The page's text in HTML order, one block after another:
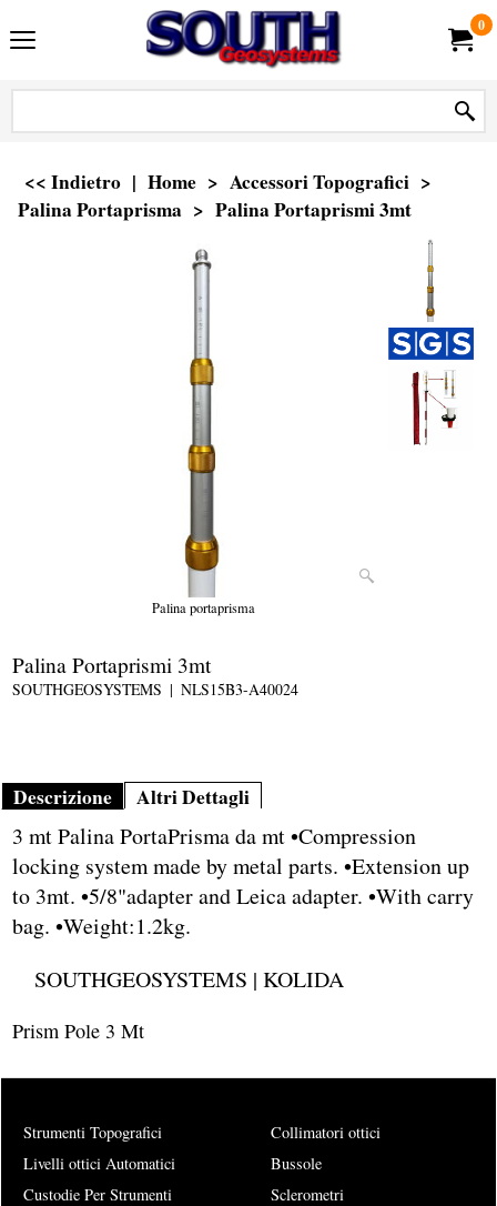
0
<< Indietro | Home > Accessori Topografici >
Palina Portaprisma > Palina Portaprismi 3mt
Palina portaprisma
Palina Portaprismi 3mt
SOUTHGEOSYSTEMS NLS15B3-A40024
Descrizione Altri Dettagli
3 mt Palina PortaPrisma da mt •Compression
locking system made by metal parts. •Extension up
to 3mt. •5/8"adapter and Leica adapter. •With carry
bag. •Weight:1.2kg.
SOUTHGEOSYSTEMS | KOLIDA
Prism Pole 3 Mt
Strumenti Topografici
Livelli ottici Automatici
Custodie Per Strumenti
Collimatori ottici
Bussole
Sclerometri